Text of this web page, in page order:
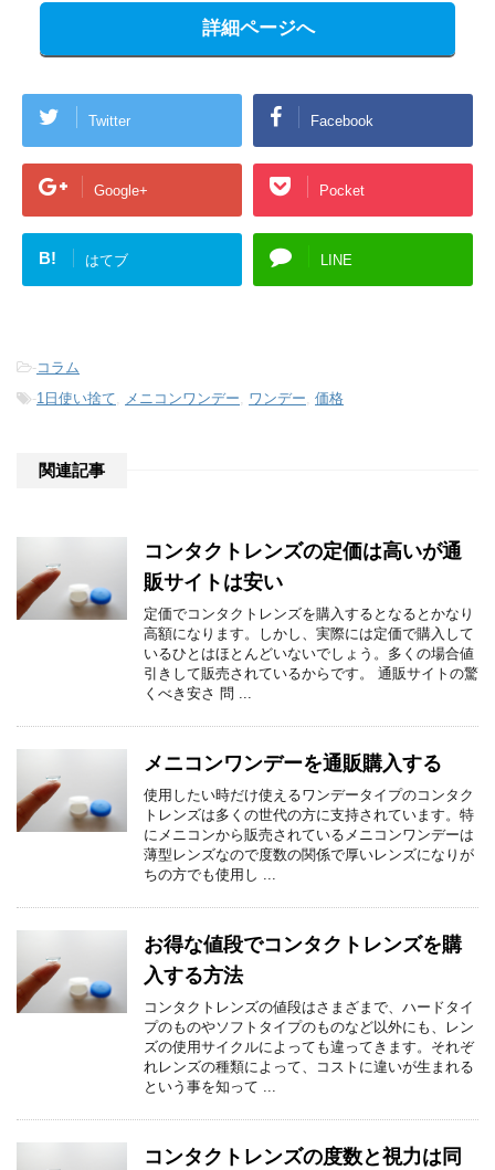
詳細ページへ
Twitter Facebook
Google+ Pocket
B! はてブ LINE
-コラム
-1日使い捨て, メニコンワンデー, ワンデー, 価格
関連記事
コンタクトレンズの定価は高いが通
販サイトは安い
定価でコンタクトレンズを購入するとなるとかなり
高額になります。しかし、実際には定価で購入して
いるひとはほとんどいないでしょう。多くの場合値
引きして販売されているからです。 通販サイトの驚
くべき安さ 問 ...
メニコンワンデーを通販購入する
使用したい時だけ使えるワンデータイプのコンタク
トレンズは多くの世代の方に支持されています。特
にメニコンから販売されているメニコンワンデーは
薄型レンズなので度数の関係で厚いレンズになりが
ちの方でも使用し ...
お得な値段でコンタクトレンズを購
入する方法
コンタクトレンズの値段はさまざまで、ハードタイ
プのものやソフトタイプのものなど以外にも、レン
ズの使用サイクルによっても違ってきます。それぞ
れレンズの種類によって、コストに違いが生まれる
という事を知って ...
コンタクトレンズの度数と視力は同